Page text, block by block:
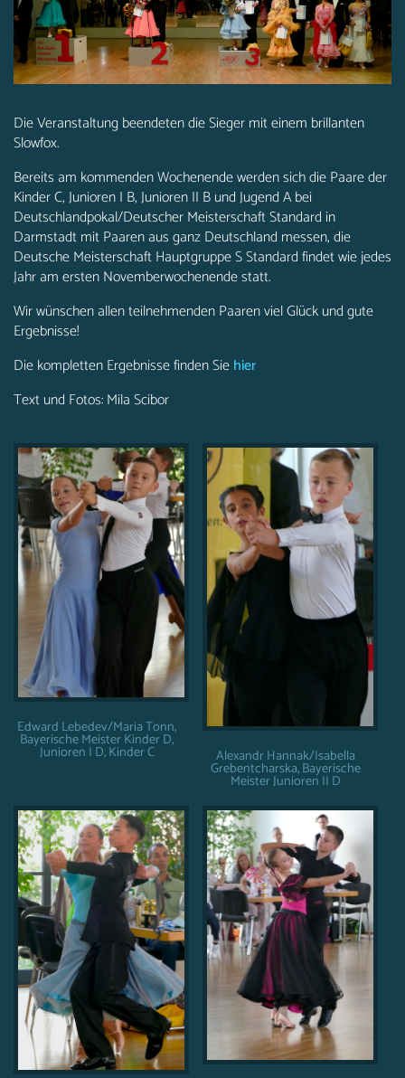
Die Veranstaltung beendeten die Sieger mit einem brillanten
Slowfox.
Bereits am kommenden Wochenende werden sich die Paare der
Kinder C, Junioren I B, Junioren II B und Jugend A bei
Deutschlandpokal/Deutscher Meisterschaft Standard in
Darmstadt mit Paaren aus ganz Deutschland messen, die
Deutsche Meisterschaft Hauptgruppe S Standard findet wie jedes
Jahr am ersten Novemberwochenende statt.
Wir wünschen allen teilnehmenden Paaren viel Glück und gute
Ergebnisse!
Die kompletten Ergebnisse finden Siehier
Text und Fotos: Mila Scibor
Edward Lebedev/Maria Tonn,
Bayerische Meister Kinder D,
Junioren I D, Kinder C Alexandr Hannak/Isabella
Grebentcharska, Bayerische
Meister Junioren II D